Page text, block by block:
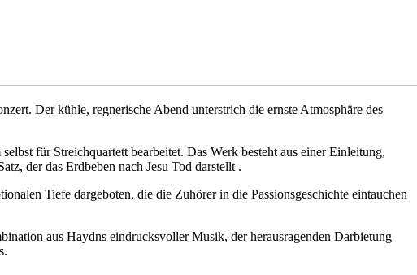
Der kühle, regnerische Abend unterstrich die ernste Atmosphäre des
für Streichquartett bearbeitet. Das Werk besteht aus einer Einleitung,
der das Erdbeben nach Jesu Tod darstellt .​
Tiefe dargeboten, die die Zuhörer in die Passionsgeschichte eintauchen
aus Haydns eindrucksvoller Musik, der herausragenden Darbietung